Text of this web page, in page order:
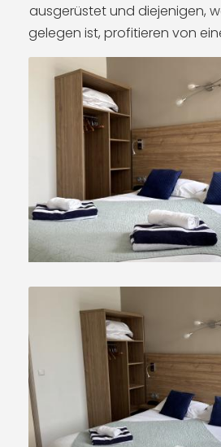
ausgerüstet und diejenigen,
gelegen ist, profitieren von